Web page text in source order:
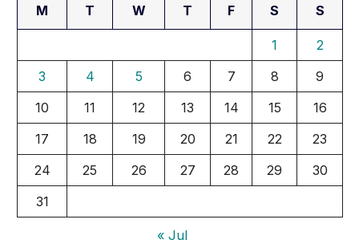
M T W T F S S
1
2
3
4 5 6 7 8
9
10
11 12 13 14 15
16
17
18 19 20 21 22
23
24
25 26 27 28 29
30
31
« Jul